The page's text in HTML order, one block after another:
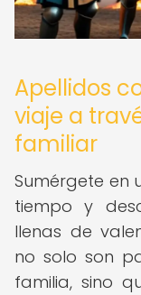
Apellidos
viaje a
familiar
Sumérgete en
tiempo y
llenas de
no solo son
familia, sino